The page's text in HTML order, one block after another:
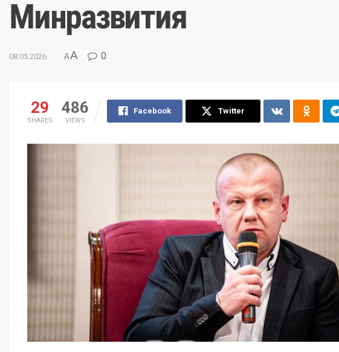
Минразвития
08.05.2026 AA 0
29
SHARES
486
VIEWS
Facebook Twitter